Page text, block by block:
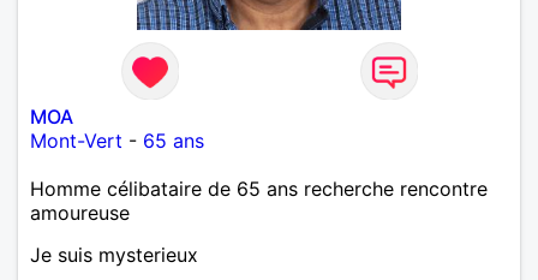
MOA
Mont-Vert - 65 ans
Homme célibataire de 65 ans recherche rencontre
amoureuse
Je suis mysterieux